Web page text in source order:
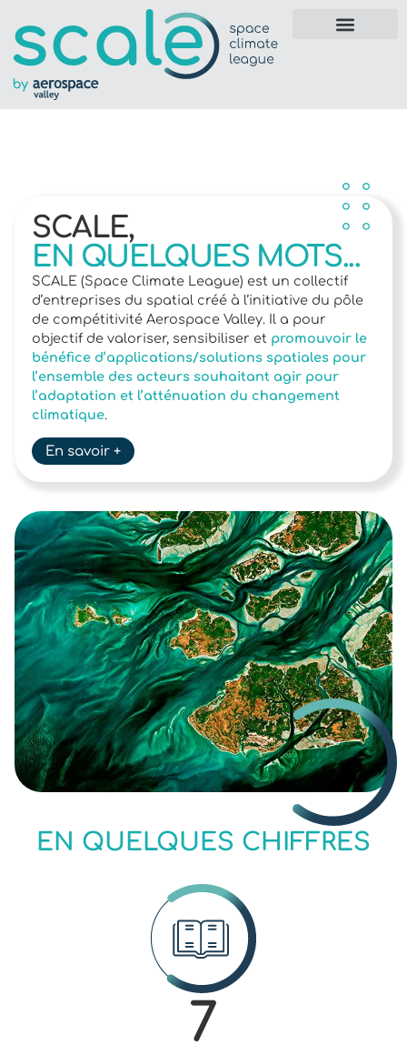
SCALE,
EN QUELQUES MOTS...
SCALE (Space Climate League) est un collectif
d’entreprises du spatial créé à l’initiative du pôle
de compétitivité Aerospace Valley. Il a pour
objectif de valoriser, sensibiliser et promouvoir le
bénéfice d’applications/solutions spatiales pour
l’ensemble des acteurs souhaitant agir pour
l’adaptation et l’atténuation du changement
climatique.
En savoir +
EN QUELQUES CHIFFRES
7